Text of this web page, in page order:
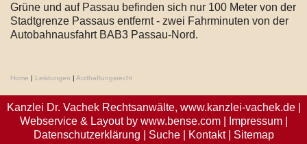
Grüne und auf Passau befinden sich nur 100 Meter von der
Stadtgrenze Passaus entfernt - zwei Fahrminuten von der
Autobahnausfahrt BAB3 Passau-Nord.
Home | Leistungen | Arzthaftungsrecht
Kanzlei Dr. Vachek Rechtsanwälte, www.kanzlei-vachek.de|
Webservice & Layout by www.bense.com| Impressum|
Datenschutzerklärung
Suche| Kontakt| Sitemap